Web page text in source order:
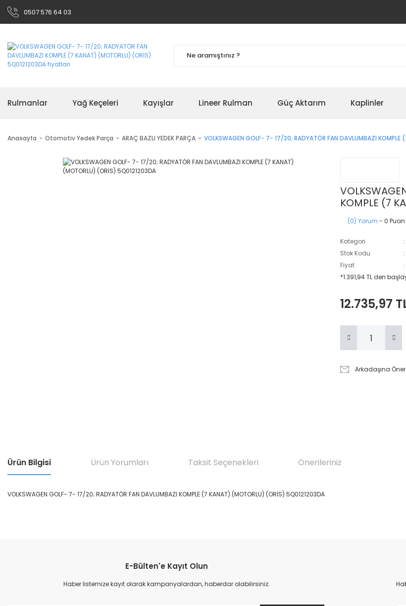
0507 576 64 03
Rulmanlar Yağ Keçeleri Kayışlar Lineer Rulman Güç Aktarım Kaplinler
Anasayfa Otomotiv Yedek Parça ARAÇ BAZLI YEDEK PARÇA VOLKSWAGEN GOLF- 7- 17/20; RADYATÖR FAN DAVLUMBAZI
KOMPLE (7
(0) Yorum - 0 Puan
Kategori
Stok Kodu
Fiyat
*1.391,94 TL den
12.735,97
Arkadaşına Öner
Ürün Bilgisi Ürün Yorumları Taksit Seçenekleri Önerileriniz
VOLKSWAGEN GOLF- 7- 17/20; RADYATÖR FAN DAVLUMBAZI KOMPLE (7 KANAT) (MOTORLU) (ORİS) 5Q0121203DA
Ürün resmi kalitesiz, bozuk veya görüntülenemiyor.
Ürün açıklamasında eksik bilgiler bulunuyor.
E-Bülten'e Kayıt Olun
Haber listemize kayıt olarak kampanyalardan, haberdar olabilirsiniz.